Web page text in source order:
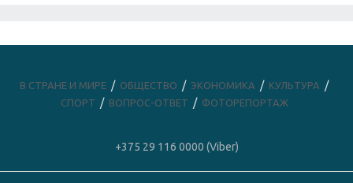
В СТРАНЕ И МИРЕ ОБЩЕСТВО ЭКОНОМИКА
КУЛЬТУРА
СПОРТ
ВОПРОС-ОТВЕТ ФОТОРЕПОРТАЖ
+375 29 116 0000 (Viber)